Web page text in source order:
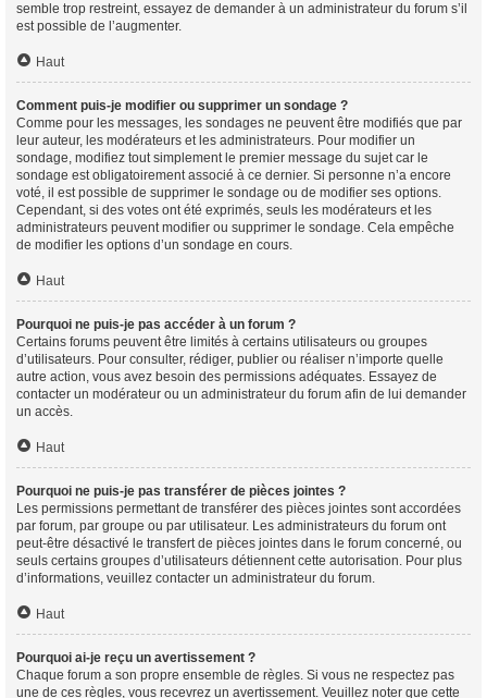
semble trop restreint, essayez de demander à un administrateur du forum s’il
est possible de l’augmenter.
Haut
Comment puis-je modifier ou supprimer un sondage ?
Comme pour les messages, les sondages ne peuvent être modifiés que par
leur auteur, les modérateurs et les administrateurs. Pour modifier un
sondage, modifiez tout simplement le premier message du sujet car le
sondage est obligatoirement associé à ce dernier. Si personne n’a encore
voté, il est possible de supprimer le sondage ou de modifier ses options.
Cependant, si des votes ont été exprimés, seuls les modérateurs et les
administrateurs peuvent modifier ou supprimer le sondage. Cela empêche
de modifier les options d’un sondage en cours.
Haut
Pourquoi ne puis-je pas accéder à un forum ?
Certains forums peuvent être limités à certains utilisateurs ou groupes
d’utilisateurs. Pour consulter, rédiger, publier ou réaliser n’importe quelle
autre action, vous avez besoin des permissions adéquates. Essayez de
contacter un modérateur ou un administrateur du forum afin de lui demander
un accès.
Haut
Pourquoi ne puis-je pas transférer de pièces jointes ?
Les permissions permettant de transférer des pièces jointes sont accordées
par forum, par groupe ou par utilisateur. Les administrateurs du forum ont
peut-être désactivé le transfert de pièces jointes dans le forum concerné, ou
seuls certains groupes d’utilisateurs détiennent cette autorisation. Pour plus
d’informations, veuillez contacter un administrateur du forum.
Haut
Pourquoi ai-je reçu un avertissement ?
Chaque forum a son propre ensemble de règles. Si vous ne respectez pas
une de ces règles, vous recevrez un avertissement. Veuillez noter que cette